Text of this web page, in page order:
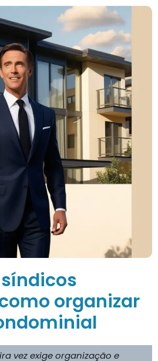
organizar
vez exige organização e